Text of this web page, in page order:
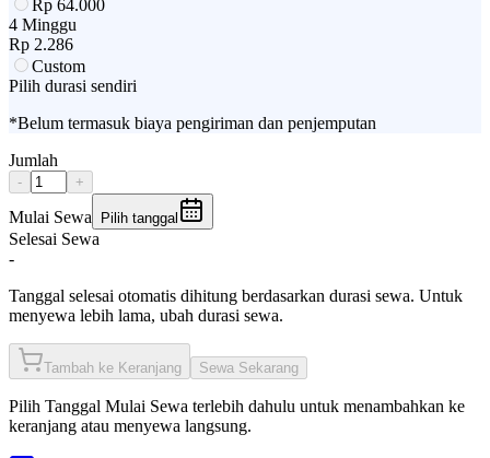
Rp 64.000
4 Minggu
Rp 2.286
Custom
Pilih durasi sendiri
*Belum termasuk biaya pengiriman dan penjemputan
Jumlah
- +
Mulai Sewa Pilih tanggal
Selesai Sewa
-
Tanggal selesai otomatis dihitung berdasarkan durasi sewa. Untuk
menyewa lebih lama, ubah durasi sewa.
Tambah ke Keranjang Sewa Sekarang
Pilih Tanggal Mulai Sewa terlebih dahulu untuk menambahkan ke
keranjang atau menyewa langsung.